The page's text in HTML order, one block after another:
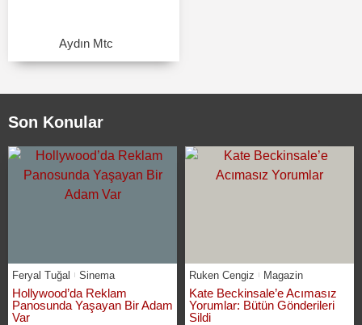
Aydın Mtc
Son Konular
Feryal Tuğal Sinema
Hollywood’da Reklam
Panosunda Yaşayan Bir Adam
Var
Ruken Cengiz Magazin
Kate Beckinsale’e Acımasız
Yorumlar: Bütün Gönderileri
Sildi